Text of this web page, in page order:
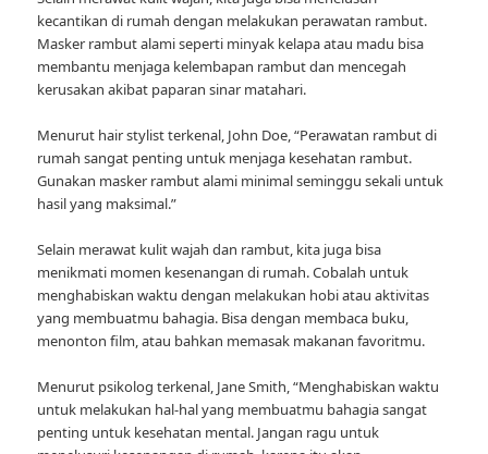
kecantikan di rumah dengan melakukan perawatan rambut.
Masker rambut alami seperti minyak kelapa atau madu bisa
membantu menjaga kelembapan rambut dan mencegah
kerusakan akibat paparan sinar matahari.
Menurut hair stylist terkenal, John Doe, “Perawatan rambut di
rumah sangat penting untuk menjaga kesehatan rambut.
Gunakan masker rambut alami minimal seminggu sekali untuk
hasil yang maksimal.”
Selain merawat kulit wajah dan rambut, kita juga bisa
menikmati momen kesenangan di rumah. Cobalah untuk
menghabiskan waktu dengan melakukan hobi atau aktivitas
yang membuatmu bahagia. Bisa dengan membaca buku,
menonton film, atau bahkan memasak makanan favoritmu.
Menurut psikolog terkenal, Jane Smith, “Menghabiskan waktu
untuk melakukan hal-hal yang membuatmu bahagia sangat
penting untuk kesehatan mental. Jangan ragu untuk